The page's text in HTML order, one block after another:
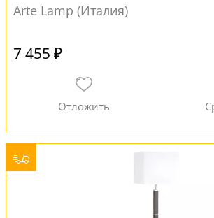
Arte Lamp (Италия)
7 455 ₽